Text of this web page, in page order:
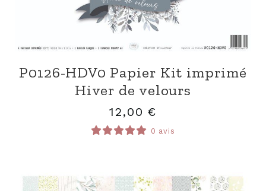
P0126-HDV0 Papier Kit imprimé
Hiver de velours
12,00 €
0 avis